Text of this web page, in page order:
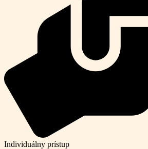
Individuálny prístup